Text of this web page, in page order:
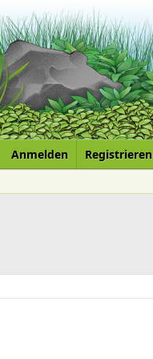
Anmelden Registrieren